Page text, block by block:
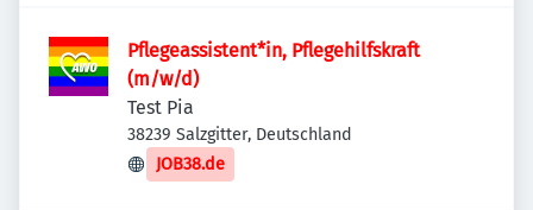
Pflegeassistent*in, Pflegehilfskraft
(m/w/d)
Test Pia
38239 Salzgitter, Deutschland
JOB38.de